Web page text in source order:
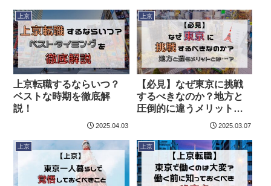
上京
上京転職するならいつ？
ベストな時期を徹底解
説！
2025.04.03
上京
【必見】なぜ東京に挑戦
するべきなのか？地方と
圧倒的に違うメリットと
2025.03.07
上京 上京